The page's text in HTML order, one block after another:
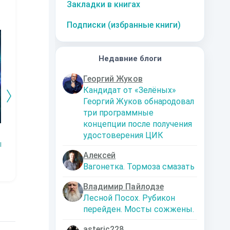
Закладки в книгах
Подписки (избранные книги)
Недавние блоги
Георгий Жуков
Кандидат от «Зелёных»
Георгий Жуков обнародовал
три программные
концепции после получения
удостоверения ЦИК
Алексей
Вагонетка. Тормоза смазать
Владимир Пайлодзе
Лесной Посох. Рубикон
перейден. Мосты сожжены.
Шкуриндина
10 за часть
Технарь.
Муравьев
10 за часть
Заместитель